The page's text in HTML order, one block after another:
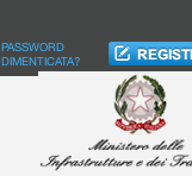
PASSWORD
DIMENTICATA?